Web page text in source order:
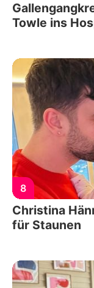
Towle ins
8
Christina
für Staunen